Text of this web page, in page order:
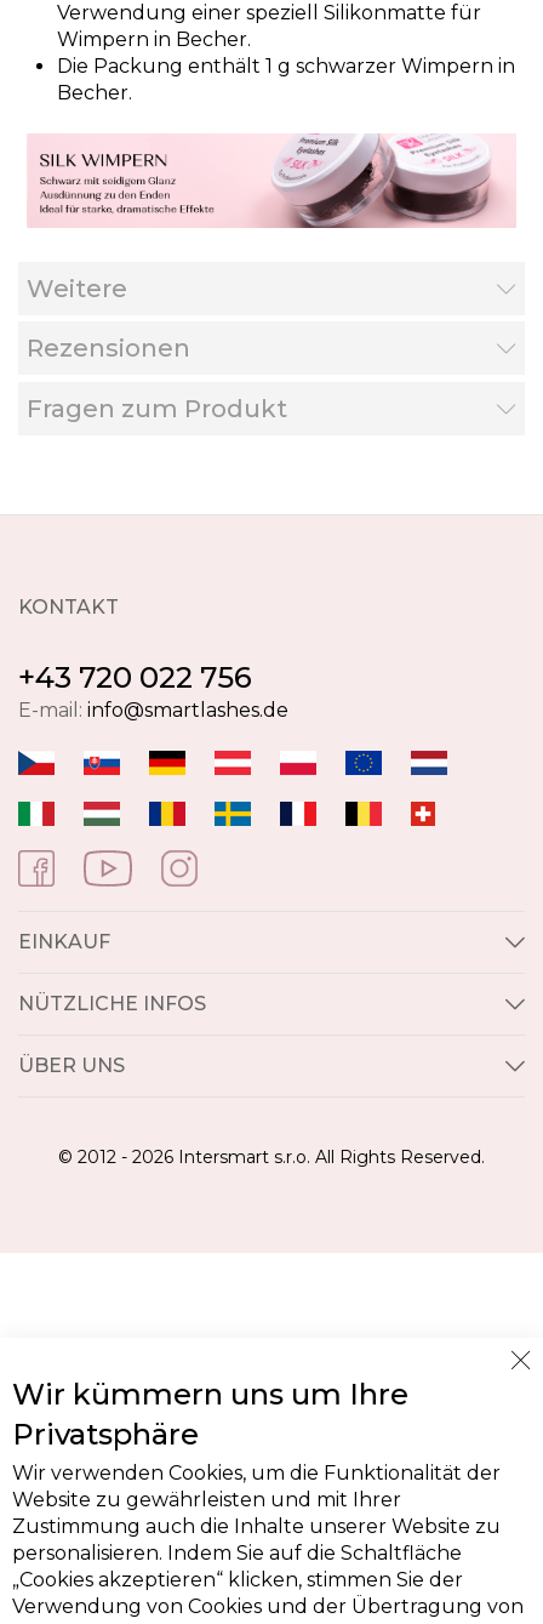
Verwendung einer speziell Silikonmatte für
Wimpern in Becher.
Die Packung enthält 1 g schwarzer Wimpern in
Becher.
Weitere
Rezensionen
Fragen zum Produkt
KONTAKT
+43 720 022 756
E-mail: info@smartlashes.de
EINKAUF
NÜTZLICHE INFOS
ÜBER UNS
© 2012 - 2026 Intersmart s.r.o. All Rights Reserved.
Wir kümmern uns um Ihre
Privatsphäre
Wir verwenden Cookies, um die Funktionalität der
Website zu gewährleisten und mit Ihrer
Zustimmung auch die Inhalte unserer Website zu
personalisieren. Indem Sie auf die Schaltfläche
„Cookies akzeptieren“ klicken, stimmen Sie der
Verwendung von Cookies und der Übertragung von